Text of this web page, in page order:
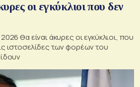
οι εγκύκλιοι που δεν
θα είναι άκυρες οι εγκύκλιοι, που
ιστοσελίδες των φορέων του